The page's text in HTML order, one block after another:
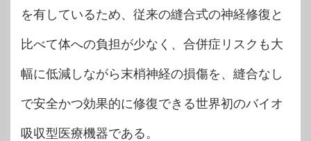
を有しているため、従来の縫合式の神経修復と
比べて体への負担が少なく、合併症リスクも大
幅に低減しながら末梢神経の損傷を、縫合なし
で安全かつ効果的に修復できる世界初のバイオ
吸収型医療機器である。